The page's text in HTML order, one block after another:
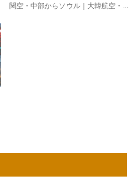
関空・中部からソウル｜大韓航空・ア